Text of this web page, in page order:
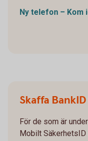
Ny telefon – Kom
Skaffa
För de som är
Mobilt